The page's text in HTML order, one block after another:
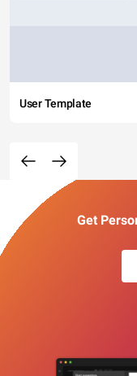
User Template
Get